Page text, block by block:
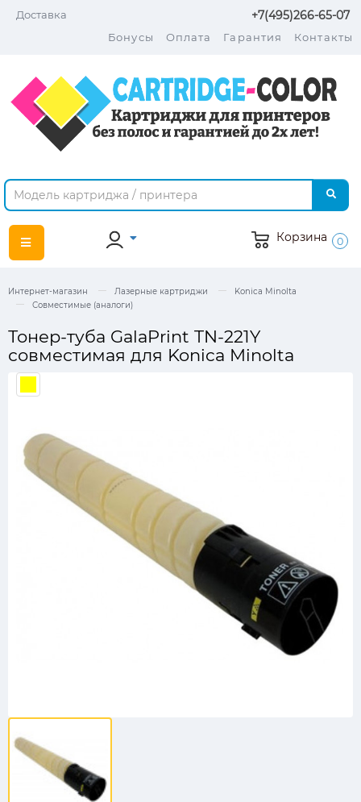
Доставка +7(495)266-65-07
Бонусы Оплата Гарантия Контакты
Корзина 0
Интернет-магазин Лазерные картриджи
Konica Minolta
Совместимые (аналоги)
Тонер-туба GalaPrint TN-221Y
совместимая для Konica Minolta